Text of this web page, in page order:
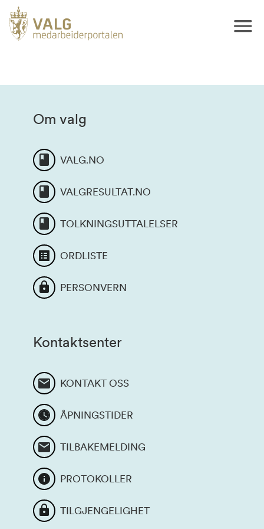
Om valg
VALG.NO
VALGRESULTAT.NO
TOLKNINGSUTTALELSER
ORDLISTE
PERSONVERN
Kontaktsenter
KONTAKT OSS
ÅPNINGSTIDER
TILBAKEMELDING
PROTOKOLLER
TILGJENGELIGHET